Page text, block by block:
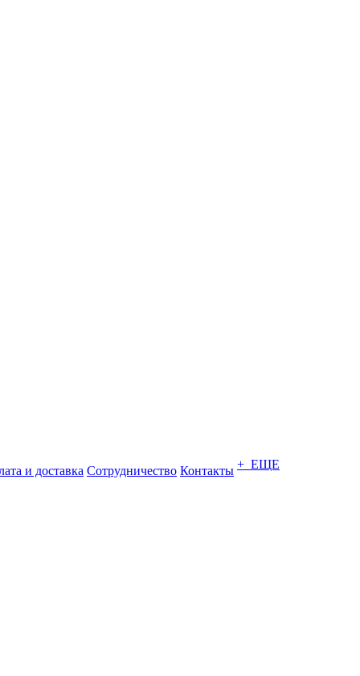
и доставка Сотрудничество Контакты + ЕЩЕ